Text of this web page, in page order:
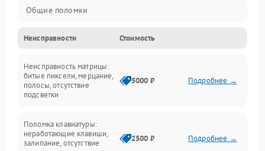
Общие поломки
Устройства
Программные ошибки
Электрические и системные сбои
Интерфейсные проблемы
Неисправности Стоимость
Неисправность матрицы:
битые пиксели, мерцание,
полосы, отсутствие
подсветки
5000 ₽ Подробнее →
Поломка клавиатуры:
неработающие клавиши,
залипание, отсутствие
2500 ₽ Подробнее →